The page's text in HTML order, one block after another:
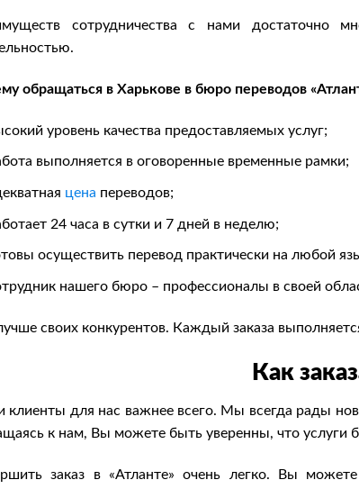
сотрудничества с нами достаточно
обращаться в Харькове в бюро переводов
уровень качества предоставляемых услуг;
выполняется в оговоренные временные рамки;
цена переводов;
24 часа в сутки и 7 дней в неделю;
осуществить перевод практически на любой
нашего бюро – профессионалы в своей
своих конкурентов. Каждый заказа
Как
клиенты для нас важнее всего. Мы всегда рады
к нам, Вы можете быть уверенны, что услуги
заказ в «Атланте» очень легко. Вы